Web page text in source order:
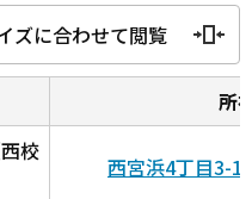
ズに合わせて閲覧
所
校
西宮浜4丁目3-